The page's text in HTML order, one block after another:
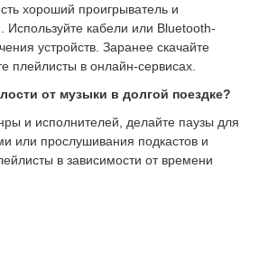
хороший проигрыватель и
Используйте кабели или Bluetooth-
устройств. Заранее скачайте
плейлисты в онлайн-сервисах.
от музыки в долгой поездке?
и исполнителей, делайте паузы для
или прослушивания подкастов и
в зависимости от времени